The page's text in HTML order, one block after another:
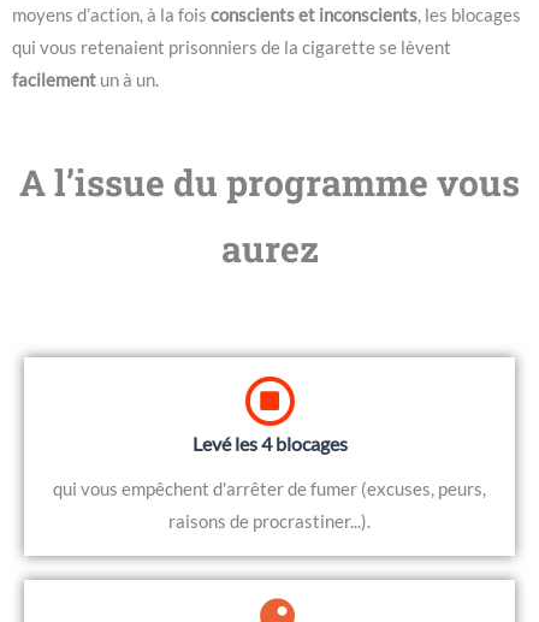
moyens d’action, à la fois conscients et inconscients, les blocages
qui vous retenaient prisonniers de la cigarette se lèvent
facilement un à un.
A l’issue du programme vous
aurez
Levé les 4 blocages
qui vous empêchent d'arrêter de fumer (excuses, peurs,
raisons de procrastiner...).